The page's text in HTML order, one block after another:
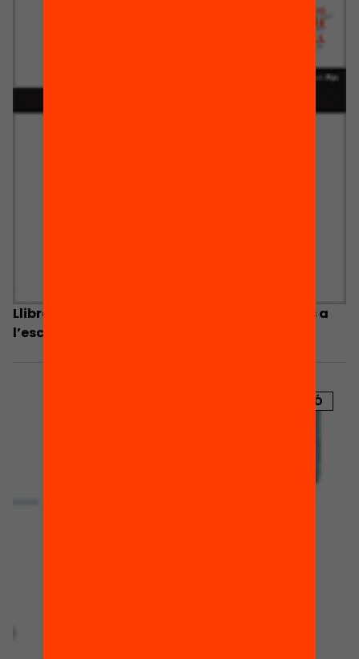
Llibre Blanc de la participació de les famílies a
l’escola
PUBLICACIÓ